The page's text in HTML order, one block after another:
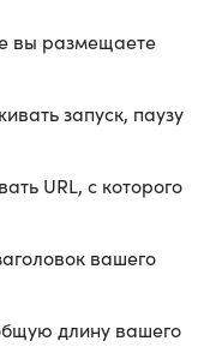
вы размещаете
запуск, паузу
URL, с которого
вашего
длину вашего